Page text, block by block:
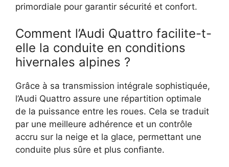
primordiale pour garantir sécurité et confort.
Comment l’Audi Quattro facilite-t-
elle la conduite en conditions
hivernales alpines ?
Grâce à sa transmission intégrale sophistiquée,
l’Audi Quattro assure une répartition optimale
de la puissance entre les roues. Cela se traduit
par une meilleure adhérence et un contrôle
accru sur la neige et la glace, permettant une
conduite plus sûre et plus confiante.